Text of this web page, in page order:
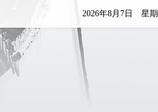
2026年8月7日 星